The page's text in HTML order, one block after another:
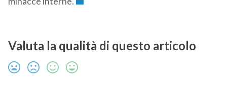
Valuta la qualità di questo articolo